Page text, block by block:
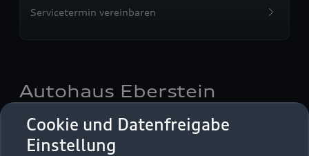
Cookie und Datenfreigabe
Einstellung
Servicetermin vereinbaren
Autohaus Eberstein
Servicepartner e-tron